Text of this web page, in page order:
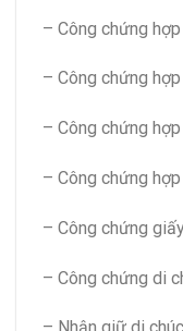
– Công chứng
– Công chứng
– Công chứng
– Công chứng
– Công chứng
– Công chứng di